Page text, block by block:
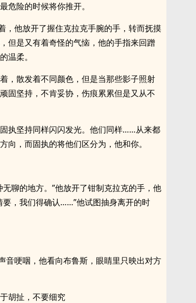
危险的时候将你推开。
，他放开了握住克拉克手腕的手，转而抚摸
但是又有着奇怪的气恼，他的手指来回蹭
温柔。
，散发着不同颜色，但是当那些影子照射
固坚持，不肯妥协，伤痕累累但是又从不
执坚持同样闪闪发光。他们同样……从来都
向，而固执的将他们区分为，他和你。
聊的地方。”他放开了钳制克拉克的手，他
，我们得确认……”他试图抽身离开的时
音哽咽，他看向布鲁斯，眼睛里只映出对方
胡扯，不要细究